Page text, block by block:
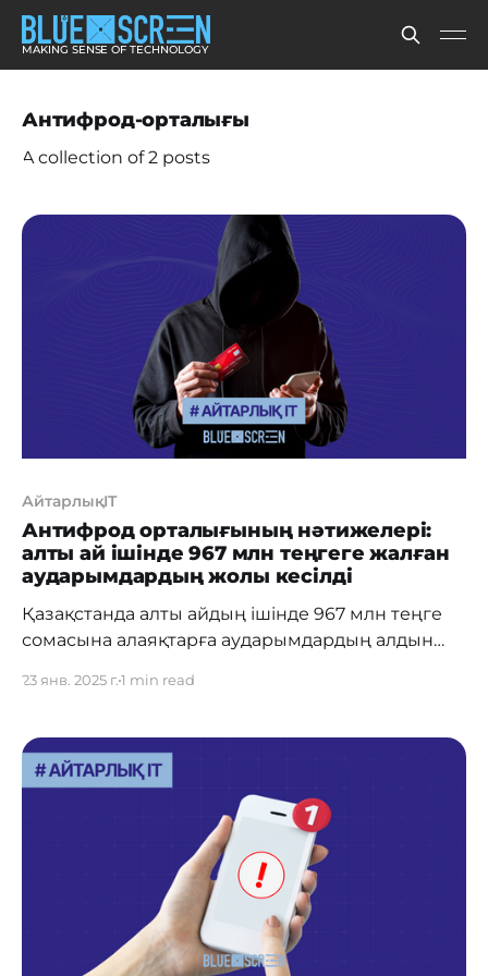
MAKING SENSE OF TECHNOLOGY
Антифрод-орталығы
A collection of 2 posts
АйтарлықIT
Антифрод орталығының нәтижелері:
алты ай ішінде 967 млн теңгеге жалған
аударымдардың жолы кесілді
Қазақстанда алты айдың ішінде 967 млн теңге
сомасына алаяқтарға аударымдардың алдын
уақытқа дейін 11,7 мың алаяқтық оқиғаны тіркеді.
Антифрод орталығы қалай жұмыс істейді?
Антифрод орталығы – бұл банктерге, төлем
ұйымдарына және қаржы нарығының
23 янв. 2025 г.1 min read